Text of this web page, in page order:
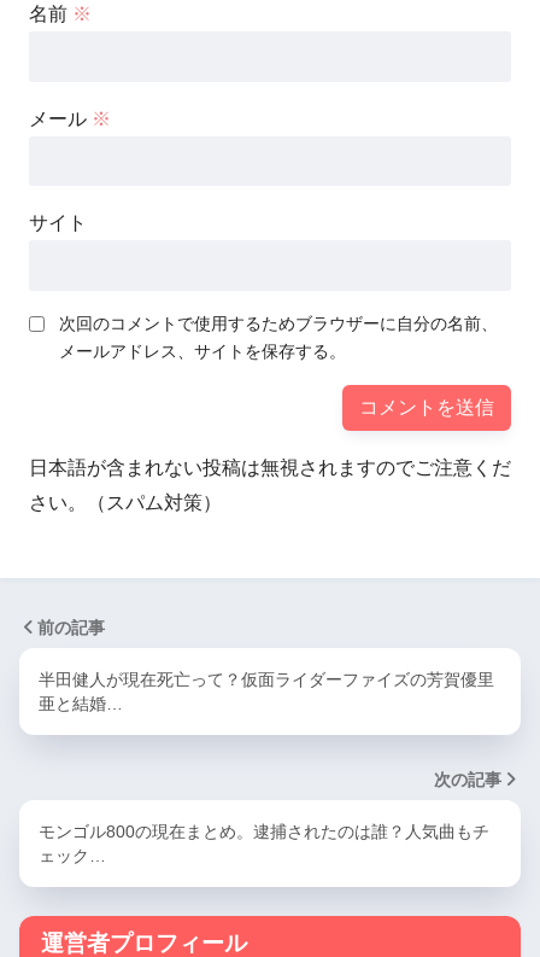
名前 ※
メール ※
サイト
次回のコメントで使用するためブラウザーに自分の名前、
メールアドレス、サイトを保存する。
日本語が含まれない投稿は無視されますのでご注意くだ
さい。（スパム対策）
前の記事
半田健人が現在死亡って？仮面ライダーファイズの芳賀優里
亜と結婚…
次の記事
モンゴル800の現在まとめ。逮捕されたのは誰？人気曲もチ
ェック…
運営者プロフィール